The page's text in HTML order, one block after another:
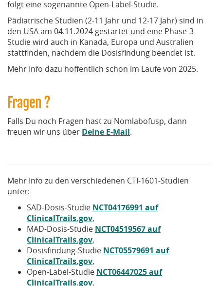
folgt eine sogenannte Open-Label-Studie.
Pädiatrische Studien (2-11 Jahr und 12-17 Jahr) sind in
den USA am 04.11.2024 gestartet und eine Phase-3
Studie wird auch in Kanada, Europa und Australien
stattfinden, nachdem die Dosisfindung beendet ist.
Mehr Info dazu hoffentlich schon im Laufe von 2025.
Fragen ?
Falls Du noch Fragen hast zu Nomlabofusp, dann
freuen wir uns über Deine E-Mail.
Mehr Info zu den verschiedenen CTI-1601-Studien
unter:
SAD-Dosis-Studie NCT04176991 auf
ClinicalTrails.gov,
MAD-Dosis-Studie NCT04519567 auf
ClinicalTrails.gov,
Dosisfindung-Studie NCT05579691 auf
ClinicalTrails.gov,
Open-Label-Studie NCT06447025 auf
ClinicalTrails.gov.